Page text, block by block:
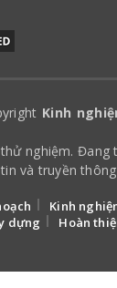
Kinh
nghiệm. Đang
và truyền thông
Kinh
dựng
Hoàn